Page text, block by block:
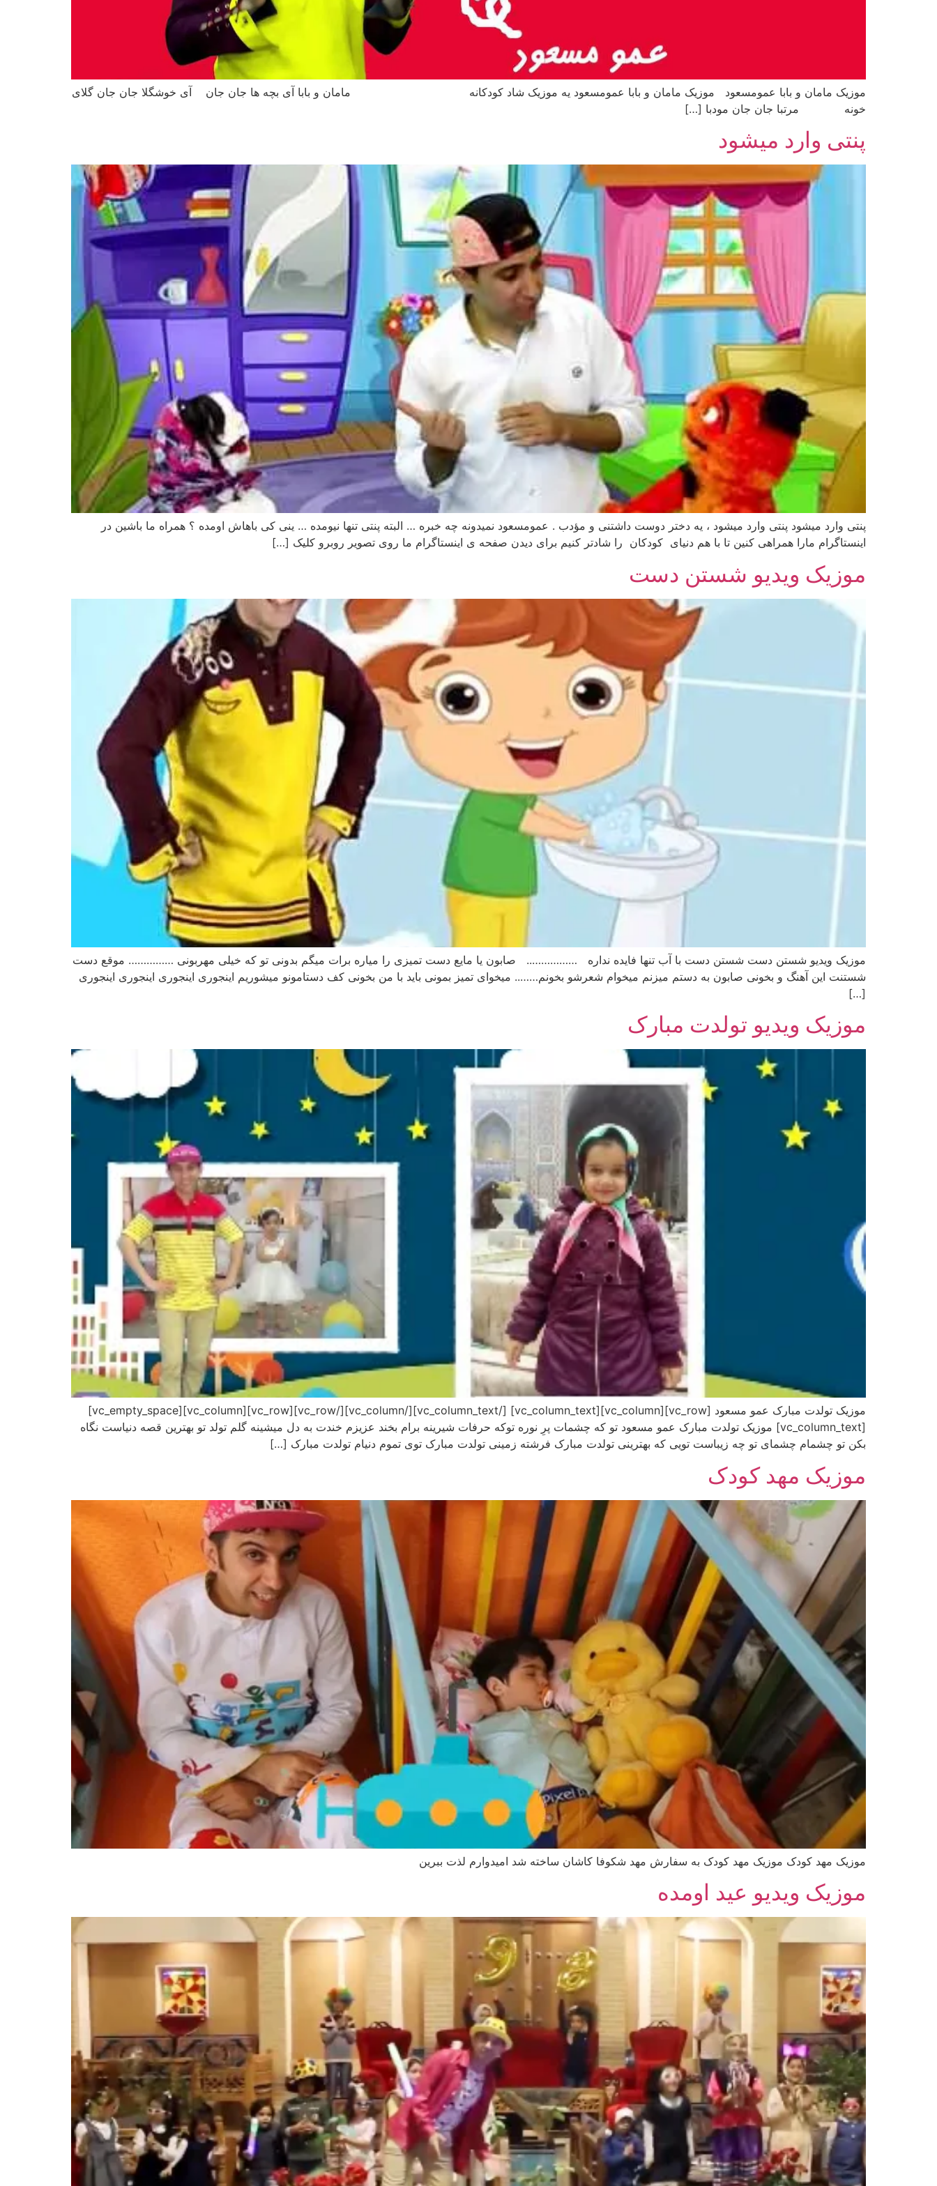
موزیک مامان و بابا عمومسعود موزیک مامان و بابا عمومسعود یه موزیک شاد کودکانه مامان و بابا آی بچه ها جان جان آی خوشگلا جان جان گلای
خونه مرتبا جان جان مودبا […]
پنتی وارد میشود
پنتی وارد میشود پنتی وارد میشود ، یه دختر دوست داشتنی و مؤدب . عمومسعود نمیدونه چه خبره … البته پنتی تنها نیومده … ینی کی باهاش اومده ؟ همراه ما باشین در
اینستاگرام مارا همراهی کنین تا با هم دنیای کودکان را شادتر کنیم برای دیدن صفحه ی اینستاگرام ما روی تصویر روبرو کلیک […]
موزیک ویدیو شستن دست
موزیک ویدیو شستن دست شستن دست با آب تنها فایده نداره …………….. صابون یا مایع دست تمیزی را میاره برات میگم بدونی تو که خیلی مهربونی …………… موقع دست
شستنت این آهنگ و بخونی صابون به دستم میزنم میخوام شعرشو بخونم…….. میخوای تمیز بمونی باید با من بخونی کف دستامونو میشوریم اینجوری اینجوری اینجوری اینجوری
[…]
موزیک ویدیو تولدت مبارک
موزیک تولدت مبارک عمو مسعود [vc_row][vc_column][vc_column_text] [/vc_column_text][/vc_column][/vc_row][vc_row][vc_column][vc_empty_space]
[vc_column_text] موزیک تولدت مبارک عمو مسعود تو که چشمات پرِ نوره توکه حرفات شیرینه برام بخند عزیزم خندت به دل میشینه گلم تولد تو بهترین قصه دنیاست نگاه
بکن تو چشمام چشمای تو چه زیباست تویی که بهترینی تولدت مبارک فرشته زمینی تولدت مبارک توی تموم دنیام تولدت مبارک […]
موزیک مهد کودک
موزیک مهد کودک موزیک مهد کودک به سفارش مهد شکوفا کاشان ساخته شد امیدوارم لذت ببرین
موزیک ویدیو عید اومده